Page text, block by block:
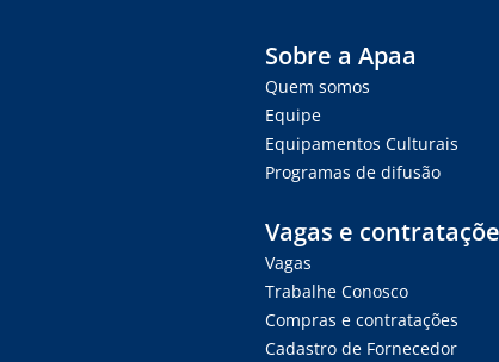
Sobre a Apaa
Quem somos
Equipe
Equipamentos Culturais
Programas de difusão
Vagas e
Vagas
Trabalhe Conosco
Compras e contratações
Cadastro de Fornecedor